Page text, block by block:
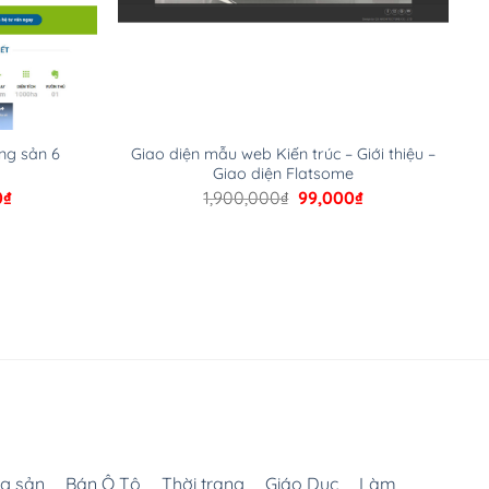
sản 6
₫Giá
Giao diện mẫu web Kiến trúc – Giới thiệu –
Giao diện Flatsome
1,900,000₫ Giá
gốc
99,000₫Giá
sản Bán Ô Tô Thời trang Giáo Dục Làm